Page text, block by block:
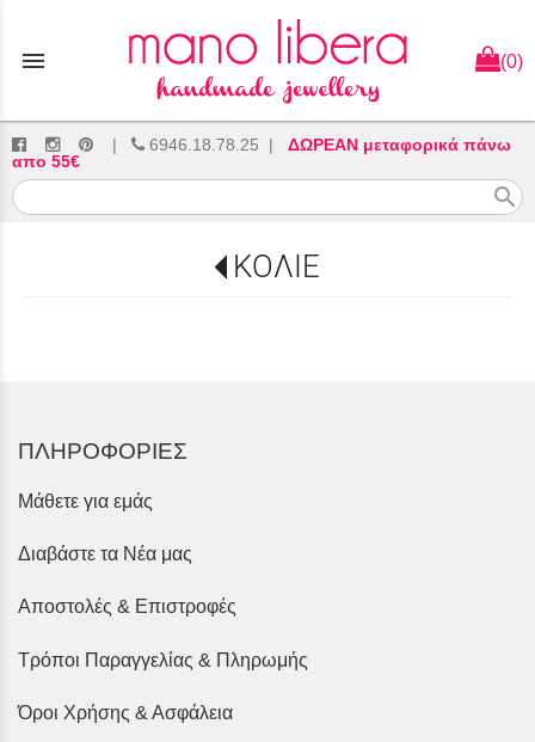
menu (0)
| 6946.18.78.25 | ΔΩΡΕΑΝ μεταφορικά πάνω
απο 55€
search
ΚΟΛΙΕ
ΠΛΗΡΟΦΟΡΙΕΣ
Μάθετε για εμάς
Διαβάστε τα Νέα μας
Αποστολές & Επιστροφές
Τρόποι Παραγγελίας & Πληρωμής
Όροι Χρήσης & Ασφάλεια